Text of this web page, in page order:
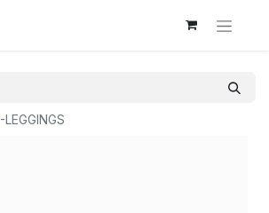
-LEGGINGS